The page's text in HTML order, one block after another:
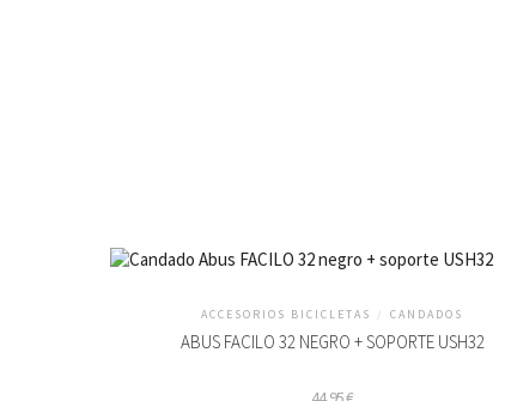
ACCESORIOS BICICLETAS / CANDADOS
ABUS FACILO 32 NEGRO + SOPORTE USH32